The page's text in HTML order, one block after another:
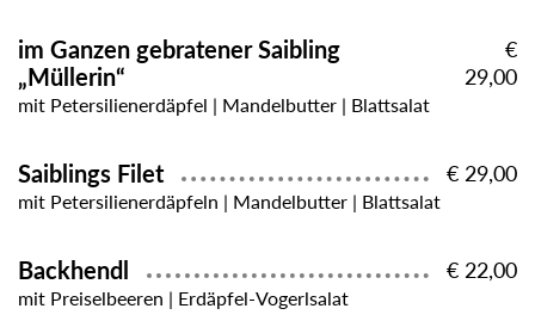
im Ganzen gebratener Saibling
„Müllerin“
€
29,00
mit Petersilienerdäpfel | Mandelbutter | Blattsalat
Saiblings Filet € 29,00
mit Petersilienerdäpfeln | Mandelbutter | Blattsalat
Backhendl € 22,00
mit Preiselbeeren | Erdäpfel-Vogerlsalat